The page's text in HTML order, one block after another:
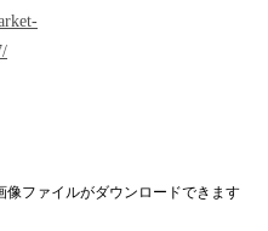
ファイルがダウンロードできます